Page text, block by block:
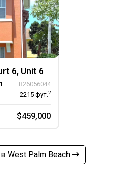
6, Unit 6
B26056044
2215 фут.2
$459,000
West Palm Beach